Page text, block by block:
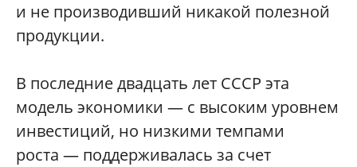
и не производивший никакой полезной
продукции.
В последние двадцать лет СССР эта
модель экономики — с высоким уровнем
инвестиций, но низкими темпами
роста — поддерживалась за счет